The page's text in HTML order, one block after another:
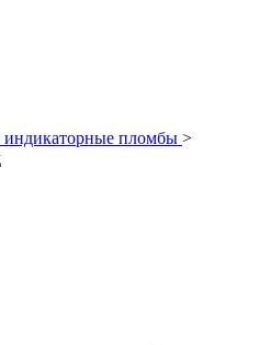
пломбы >